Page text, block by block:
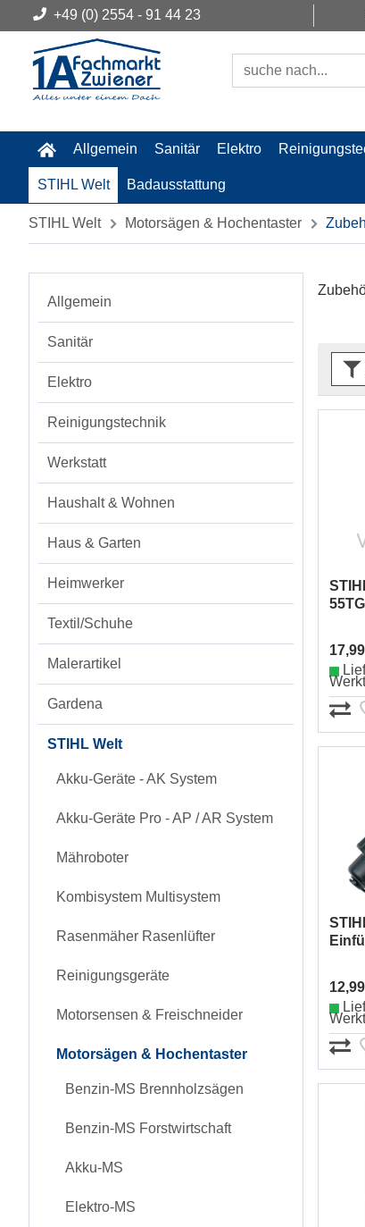
+49 (0) 2554 - 91 44 23
Allgemein Sanitär Elektro
STIHL Welt Badausstattung
STIHL Welt Motorsägen & Hochentaster
Allgemein
Sanitär
Elektro
Reinigungstechnik
Werkstatt
Haushalt & Wohnen
Haus & Garten
Heimwerker
Textil/Schuhe
Malerartikel
Gardena
STIHL Welt
Akku-Geräte - AK System
Akku-Geräte Pro - AP / AR System
Mähroboter
Kombisystem Multisystem
Rasenmäher Rasenlüfter
Reinigungsgeräte
Motorsensen & Freischneider
Motorsägen & Hochentaster
Benzin-MS Brennholzsägen
Benzin-MS Forstwirtschaft
Akku-MS
Elektro-MS